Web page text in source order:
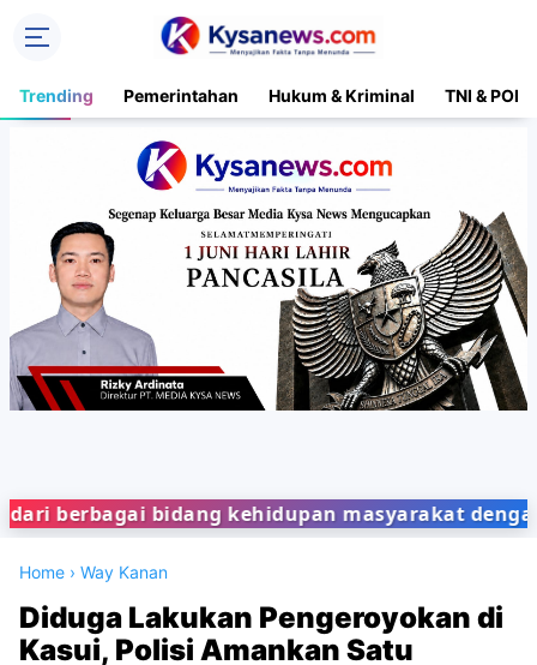
Trending Pemerintahan Hukum & Kriminal TNI &
bidang kehidupan masyarakat dengan
Home › Way Kanan
Diduga Lakukan Pengeroyokan di
Kasui, Polisi Amankan Satu